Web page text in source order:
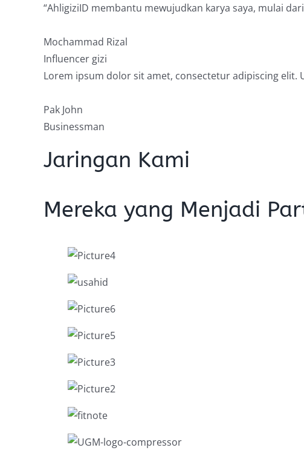
“AhligiziID membantu mewujudkan karya saya, mulai
Mochammad Rizal
Influencer gizi
Lorem ipsum dolor sit amet, consectetur adipiscing
Pak John
Businessman
Jaringan Kami
Mereka yang Menjadi